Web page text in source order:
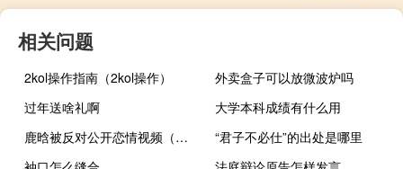
相关问题
2kol操作指南（2kol操作）
外卖盒子可以放微波炉吗
过年送啥礼啊
大学本科成绩有什么用
鹿晗被反对公开恋情视频（鹿晗被反对公开恋情）
“君子不必仕”的出处是哪里